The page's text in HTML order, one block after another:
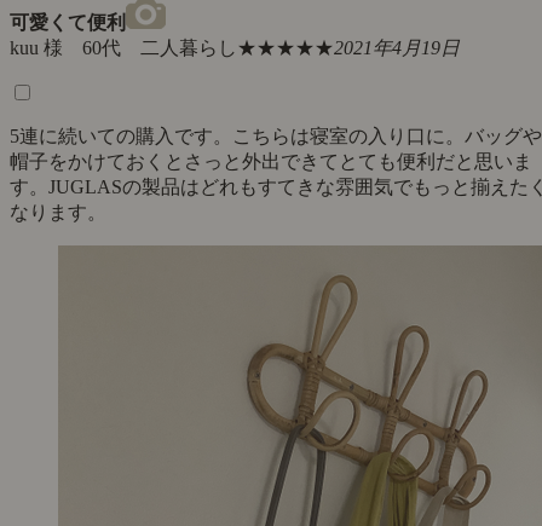
可愛くて便利
kuu 様 60代 二人暮らし★★★★★2021年4月19日
5連に続いての購入です。こちらは寝室の入り口に。バッグや
帽子をかけておくとさっと外出できてとても便利だと思いま
す。JUGLASの製品はどれもすてきな雰囲気でもっと揃えた
なります。